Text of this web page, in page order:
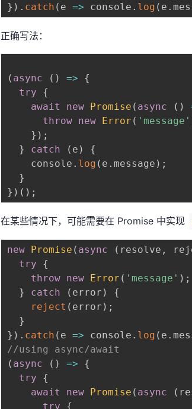
} ) . catch ( e => console . log ( e .
正确写法：
( async ( ) =>
{
try
{
await
new Promise ( async ( )
throw new Error ( 'message'
} ) ;
}
catch ( e )
{
    console
. log ( e . message ) ;
}
} ) ( ) ;
在某些情况下，可能需要在 Promise 中实现
new Promise ( async ( resolve ,
try
{
throw new Error ( 'message' ) ;
}
catch ( error )
{
reject ( error ) ;
}
} ) . catch ( e => console . log ( e .
//using async/await
( async ( ) =>
{
try
{
await
new Promise ( async (
try
{